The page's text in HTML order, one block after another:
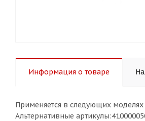
Информация о товаре
Применяется в следующих
Альтернативные